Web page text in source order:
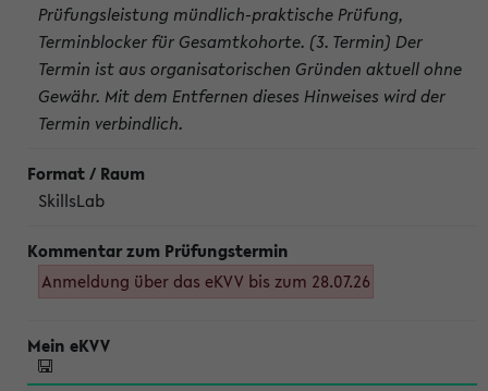
Prüfungsleistung mündlich-praktische Prüfung,
Terminblocker für Gesamtkohorte. (3. Termin) Der
Termin ist aus organisatorischen Gründen aktuell ohne
Gewähr. Mit dem Entfernen dieses Hinweises wird der
Termin verbindlich.
SkillsLab
Anmeldung über das eKVV bis zum 28.07.26